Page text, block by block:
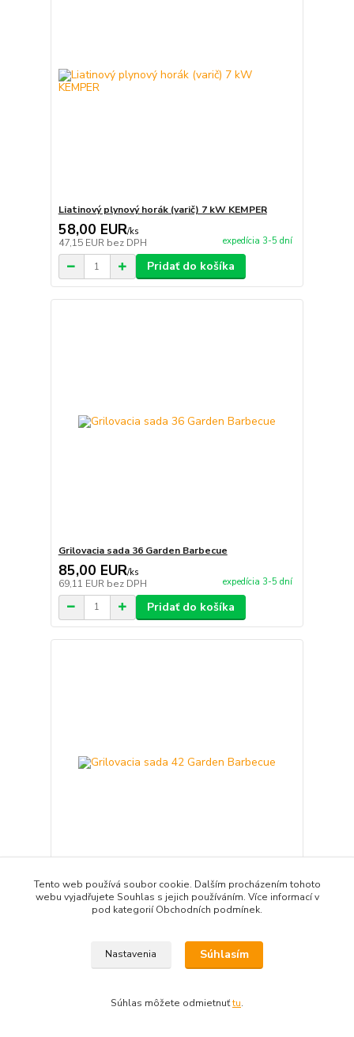
Liatinový plynový horák (varič) 7 kW KEMPER
58,00 EUR/ks
47,15 EUR bez DPH expedícia 3-5 dní
Pridať do košíka
Grilovacia sada 36 Garden Barbecue
85,00 EUR/ks
69,11 EUR bez DPH expedícia 3-5 dní
Pridať do košíka
Grilovacia sada 42 Garden Barbecue
95,00 EUR/ks
Pridať do košíka
Tento web používá soubor cookie. Dalším procházením tohoto
webu vyjadřujete Souhlas s jejich používáním. Více informací v
pod kategorií Obchodních podmínek.
Nastavenia Súhlasím
Súhlas môžete odmietnuťtu.